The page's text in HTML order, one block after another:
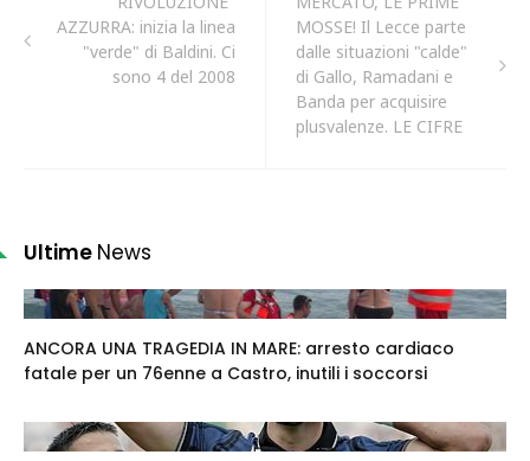
AZZURRA: inizia la linea
"verde" di Baldini. Ci
sono 4 del 2008
MOSSE! Il Lecce parte
dalle situazioni "calde"
di Gallo, Ramadani e
Banda per acquisire
plusvalenze. LE CIFRE
Ultime News
ANCORA UNA TRAGEDIA IN MARE: arresto cardiaco
fatale per un 76enne a Castro, inutili i soccorsi